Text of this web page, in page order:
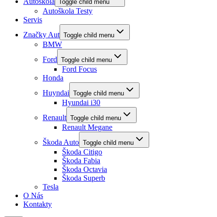
Toggle child menu
Autoškola Testy
Servis
Značky Aut Toggle child menu
BMW
Ford Toggle child menu
Ford Focus
Honda
Huyndai Toggle child menu
Hyundai i30
Renault Toggle child menu
Renault Megane
Škoda Auto Toggle child menu
Škoda Citigo
Škoda Fabia
Škoda Octavia
Škoda Superb
Tesla
O Nás
Kontakty